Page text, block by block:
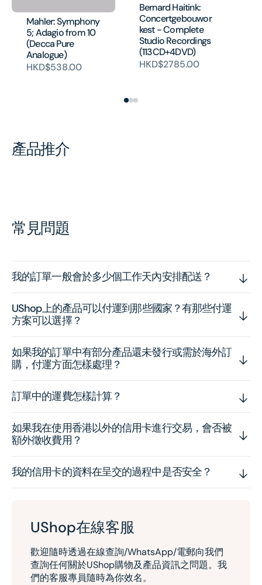
Mahler: Symphony
5; Adagio from 10
(Decca Pure
Analogue)
HKD$538.00
Bernard Haitink:
Concertgebouwor
kest - Complete
Studio Recordings
(113CD+4DVD)
HKD$2785.00
產品推介
常見問題
我的訂單一般會於多少個工作天內安排配送？
UShop上的產品可以付運到那些國家？有那些付運
方案可以選擇？
如果我的訂單中有部分產品還未發行或需於海外訂
購，付運方面怎樣處理？
訂單中的運費怎樣計算？
如果我在使用香港以外的信用卡進行交易，會否被
額外徵收費用？
我的信用卡的資料在呈交的過程中是否安全？
UShop在線客服
歡迎隨時透過在線查詢/WhatsApp/電郵向我們
查詢任何關於UShop購物及產品資訊之問題。我
們的客服專員隨時為你效名。